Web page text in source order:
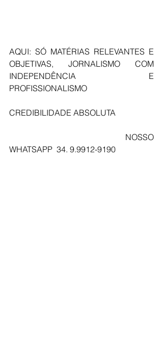
AQUI: SÓ MATÉRIAS RELEVANTES E
OBJETIVAS, JORNALISMO COM
INDEPENDÊNCIA E
PROFISSIONALISMO
CREDIBILIDADE ABSOLUTA
WHATSAPP  34. 9.9912-9190